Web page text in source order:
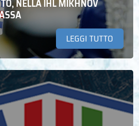
NELLA IHL MIKHNOV
LEGGI TUTTO